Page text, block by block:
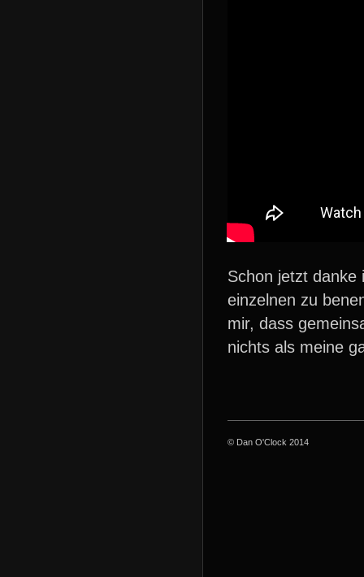
Schon jetzt danke
einzelnen zu
mir, dass
nichts als meine
© Dan O'Clock 2014